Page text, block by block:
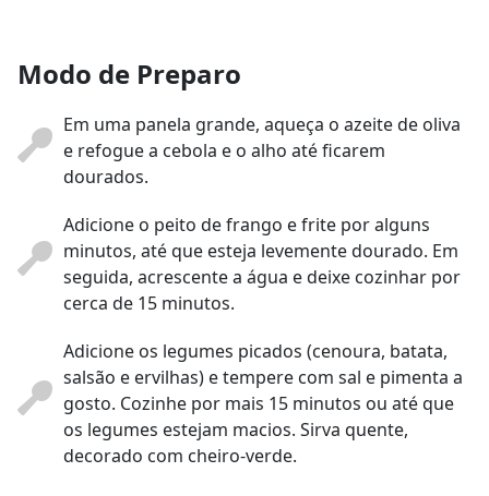
Modo de Preparo
Em uma panela grande, aqueça o azeite de oliva
e refogue a cebola e o alho até ficarem
dourados.
Adicione o peito de frango e frite por alguns
minutos, até que esteja levemente dourado. Em
seguida, acrescente a água e deixe cozinhar por
cerca de 15 minutos.
Adicione os legumes picados (cenoura, batata,
salsão e ervilhas) e tempere com sal e pimenta a
gosto. Cozinhe por mais 15 minutos ou até que
os legumes estejam macios. Sirva quente,
decorado com cheiro-verde.